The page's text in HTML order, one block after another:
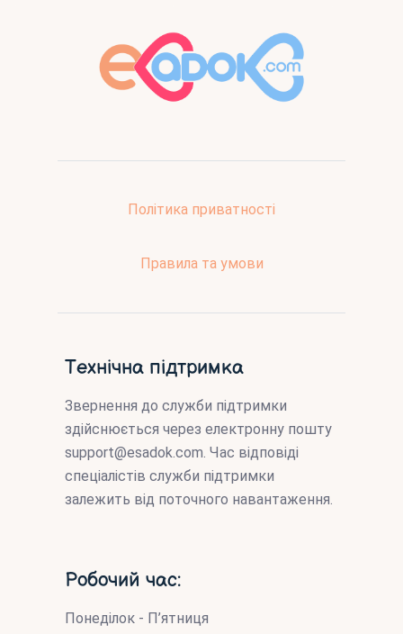
Політика приватності
Правила та умови
Технічна підтримка
Звернення до служби підтримки
здійснюється через електронну пошту
support@esadok.com . Час відповіді
спеціалістів служби підтримки
залежить від поточного навантаження.
Робочий час:
Понеділок - П’ятниця